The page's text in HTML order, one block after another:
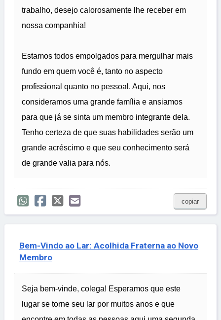
trabalho, desejo calorosamente lhe receber em
nossa companhia!
Estamos todos empolgados para mergulhar mais
fundo em quem você é, tanto no aspecto
profissional quanto no pessoal. Aqui, nos
consideramos uma grande família e ansiamos
para que já se sinta um membro integrante dela.
Tenho certeza de que suas habilidades serão um
grande acréscimo e que seu conhecimento será
de grande valia para nós.
copiar
Bem-Vindo ao Lar: Acolhida Fraterna ao Novo
Membro
Seja bem-vinde, colega! Esperamos que este
lugar se torne seu lar por muitos anos e que